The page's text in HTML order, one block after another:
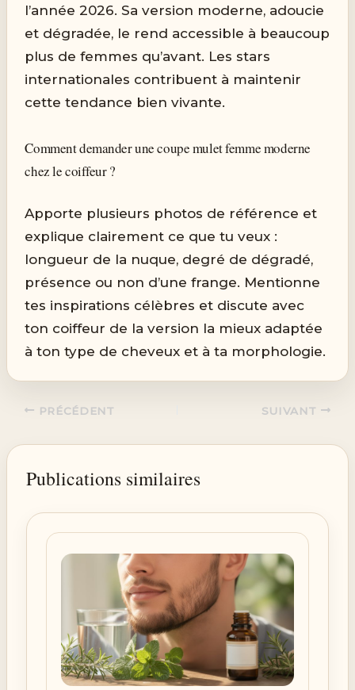
l’année 2026. Sa version moderne, adoucie
et dégradée, le rend accessible à beaucoup
plus de femmes qu’avant. Les stars
internationales contribuent à maintenir
cette tendance bien vivante.
Comment demander une coupe mulet femme moderne
chez le coiffeur ?
Apporte plusieurs photos de référence et
explique clairement ce que tu veux :
longueur de la nuque, degré de dégradé,
présence ou non d’une frange. Mentionne
tes inspirations célèbres et discute avec
ton coiffeur de la version la mieux adaptée
à ton type de cheveux et à ta morphologie.
PRÉCÉDENT SUIVANT
Publications similaires